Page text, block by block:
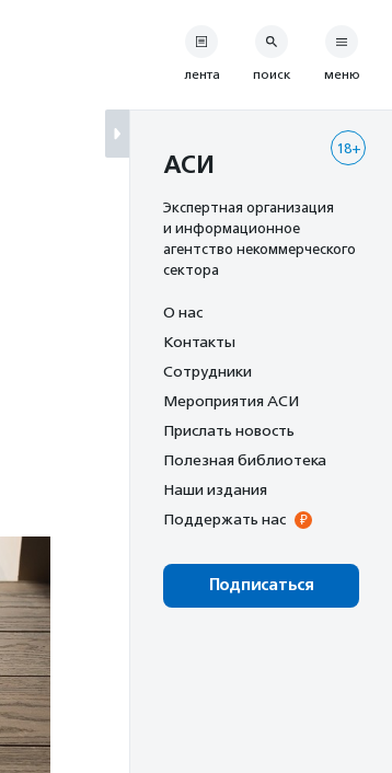
лента поиск меню
18+
АСИ
Экспертная организация
и информационное
агентство некоммерческого
сектора
О нас
Контакты
Сотрудники
Мероприятия АСИ
Прислать новость
Полезная библиотека
Наши издания
Поддержать нас
Подписаться